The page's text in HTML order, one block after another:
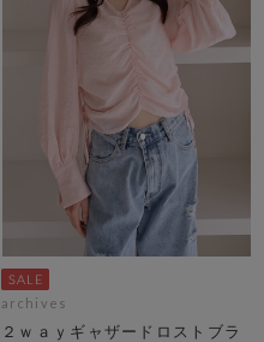
archives
２ｗａｙギャザードロストブラ